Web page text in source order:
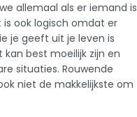
allemaal als er iemand is
is ook logisch omdat er
je geeft uit je leven is
kan best moeilijk zijn en
situaties. Rouwende
niet de makkelijkste om